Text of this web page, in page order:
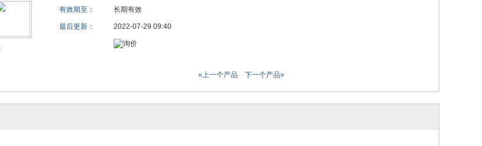
有效期至： 长期有效
最后更新： 2022-07-29 09:40
«上一个产品 下一个产品»